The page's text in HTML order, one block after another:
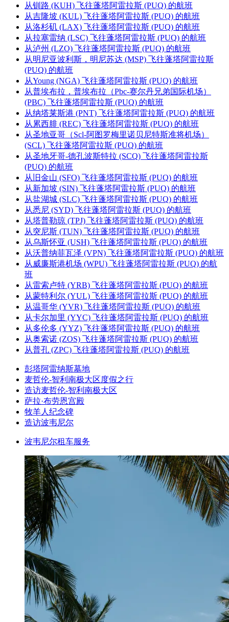
从钏路 (KUH) 飞往蓬塔阿雷拉斯 (PUQ) 的航班
从吉隆坡 (KUL) 飞往蓬塔阿雷拉斯 (PUQ) 的航班
从洛杉矶 (LAX) 飞往蓬塔阿雷拉斯 (PUQ) 的航班
从拉塞雷纳 (LSC) 飞往蓬塔阿雷拉斯 (PUQ) 的航班
从泸州 (LZO) 飞往蓬塔阿雷拉斯 (PUQ) 的航班
从明尼亚波利斯，明尼苏达 (MSP) 飞往蓬塔阿雷拉斯
(PUQ) 的航班
从Young (NGA) 飞往蓬塔阿雷拉斯 (PUQ) 的航班
从普埃布拉，普埃布拉（Pbc-赛尔丹兄弟国际机场）
(PBC) 飞往蓬塔阿雷拉斯 (PUQ) 的航班
从纳塔莱斯港 (PNT) 飞往蓬塔阿雷拉斯 (PUQ) 的航班
从累西腓 (REC) 飞往蓬塔阿雷拉斯 (PUQ) 的航班
从圣地亚哥（Scl-阿图罗梅里诺贝尼特斯准将机场）
(SCL) 飞往蓬塔阿雷拉斯 (PUQ) 的航班
从圣地牙哥-德孔波斯特拉 (SCQ) 飞往蓬塔阿雷拉斯
(PUQ) 的航班
从旧金山 (SFO) 飞往蓬塔阿雷拉斯 (PUQ) 的航班
从新加坡 (SIN) 飞往蓬塔阿雷拉斯 (PUQ) 的航班
从盐湖城 (SLC) 飞往蓬塔阿雷拉斯 (PUQ) 的航班
从悉尼 (SYD) 飞往蓬塔阿雷拉斯 (PUQ) 的航班
从塔普勒琼 (TPJ) 飞往蓬塔阿雷拉斯 (PUQ) 的航班
从突尼斯 (TUN) 飞往蓬塔阿雷拉斯 (PUQ) 的航班
从乌斯怀亚 (USH) 飞往蓬塔阿雷拉斯 (PUQ) 的航班
从沃普纳菲瓦泽 (VPN) 飞往蓬塔阿雷拉斯 (PUQ) 的航班
从威廉斯港机场 (WPU) 飞往蓬塔阿雷拉斯 (PUQ) 的航
班
从雷索卢特 (YRB) 飞往蓬塔阿雷拉斯 (PUQ) 的航班
从蒙特利尔 (YUL) 飞往蓬塔阿雷拉斯 (PUQ) 的航班
从温哥华 (YVR) 飞往蓬塔阿雷拉斯 (PUQ) 的航班
从卡尔加里 (YYC) 飞往蓬塔阿雷拉斯 (PUQ) 的航班
从多伦多 (YYZ) 飞往蓬塔阿雷拉斯 (PUQ) 的航班
从奥索诺 (ZOS) 飞往蓬塔阿雷拉斯 (PUQ) 的航班
从普孔 (ZPC) 飞往蓬塔阿雷拉斯 (PUQ) 的航班
彭塔阿雷纳斯墓地
麦哲伦-智利南极大区度假之行
造访麦哲伦-智利南极大区
萨拉·布劳恩宫殿
牧羊人纪念碑
造访波韦尼尔
波韦尼尔租车服务